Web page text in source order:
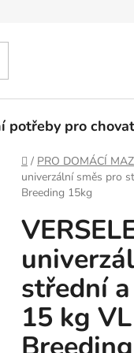
potřeby pro
Domů
/ PRO DOMÁCÍ
univerzální směs pro
Breeding 15kg
střední
15 kg